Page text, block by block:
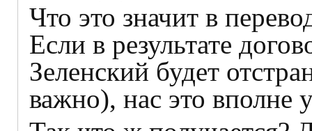
Что это значит в
Если в результате
Зеленский будет
важно), нас это вполне